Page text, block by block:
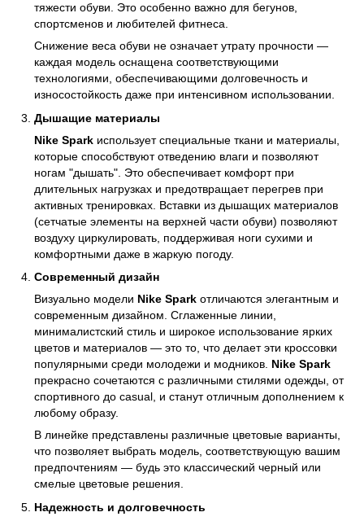
тяжести обуви. Это особенно важно для бегунов,
спортсменов и любителей фитнеса.
Снижение веса обуви не означает утрату прочности —
каждая модель оснащена соответствующими
технологиями, обеспечивающими долговечность и
износостойкость даже при интенсивном использовании.
Дышащие материалы
Nike Spark использует специальные ткани и материалы,
которые способствуют отведению влаги и позволяют
ногам "дышать". Это обеспечивает комфорт при
длительных нагрузках и предотвращает перегрев при
активных тренировках. Вставки из дышащих материалов
(сетчатые элементы на верхней части обуви) позволяют
воздуху циркулировать, поддерживая ноги сухими и
комфортными даже в жаркую погоду.
Современный дизайн
Визуально модели Nike Spark отличаются элегантным и
современным дизайном. Сглаженные линии,
минималистский стиль и широкое использование ярких
цветов и материалов — это то, что делает эти кроссовки
популярными среди молодежи и модников. Nike Spark
прекрасно сочетаются с различными стилями одежды, от
спортивного до casual, и станут отличным дополнением к
любому образу.
В линейке представлены различные цветовые варианты,
что позволяет выбрать модель, соответствующую вашим
предпочтениям — будь это классический черный или
смелые цветовые решения.
Надежность и долговечность